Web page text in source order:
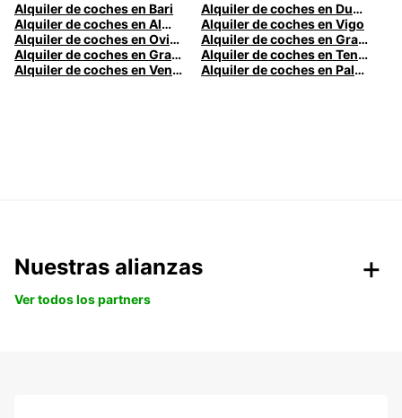
Alquiler de coches en Bari
Alquiler de coches en Dublín
Alquiler de coches en Almería
Alquiler de coches en Vigo
Alquiler de coches en Oviedo
Alquiler de coches en Granada
Alquiler de coches en Gran Canaria
Alquiler de coches en Tenerife
Alquiler de coches en Venecia
Alquiler de coches en Palermo
Nuestras alianzas
Ver todos los partners